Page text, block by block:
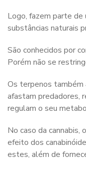
Logo, fazem parte de
substâncias naturais
São conhecidos por
Porém não se
Os terpenos também
afastam predadores,
regulam o seu
No caso da
efeito dos
estes, além de